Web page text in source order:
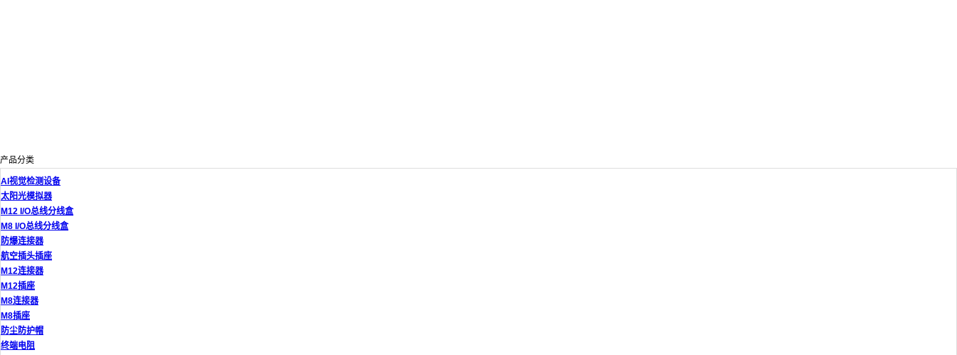
产品分类
AI视觉检测设备
太阳光模拟器
M12 I/O总线分线盒
M8 I/O总线分线盒
防爆连接器
航空插头插座
M12连接器
M12插座
M8连接器
M8插座
防尘防护帽
终端电阻